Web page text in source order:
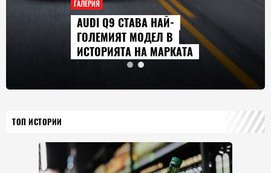
ГАЛЕРИЯ
AUDI Q9 СТАВА НАЙ-
ГОЛЕМИЯТ МОДЕЛ В
ИСТОРИЯТА НА МАРКАТА
ТОП ИСТОРИИ